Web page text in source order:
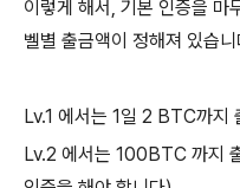
이렇게 해서, 기본 인증을 마
벨별 출금액이 정해져 있습니
Lv.1 에서는 1일 2 BTC까지
Lv.2 에서는 100BTC 까지